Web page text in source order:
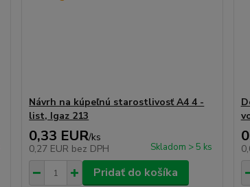
Návrh na kúpeľnú starostlivosť A4 4 -
list, Igaz 213
0,33 EUR/ks
0,27 EUR bez DPH Skladom > 5 ks
Pridať do košíka